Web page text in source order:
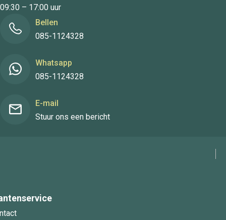
09:30 – 17:00 uur
Bellen
085-1124328
Whatsapp
085-1124328
E-mail
Stuur ons een bericht